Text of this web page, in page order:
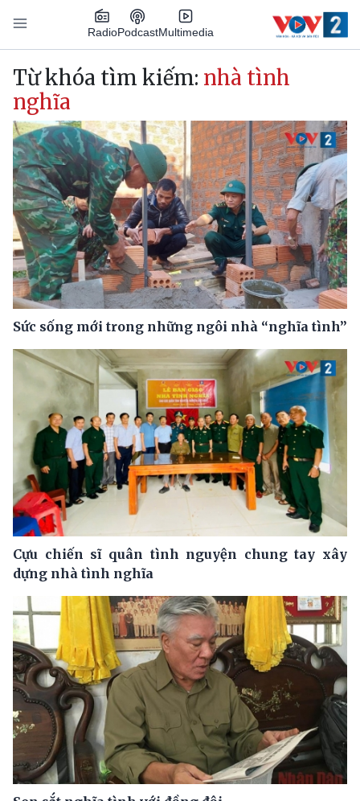
Nhảy đến nội dung
RadioPodcastMultimedia
Main navigation
Từ khóa tìm kiếm: nhà tình
nghĩa
Sức sống mới trong những ngôi nhà “nghĩa tình”
Cựu chiến sĩ quân tình nguyện chung tay xây
dựng nhà tình nghĩa